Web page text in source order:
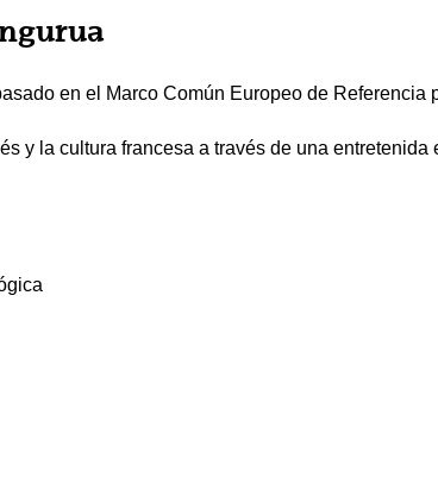
en el Marco Común Europeo de Referencia
y la cultura francesa a través de una